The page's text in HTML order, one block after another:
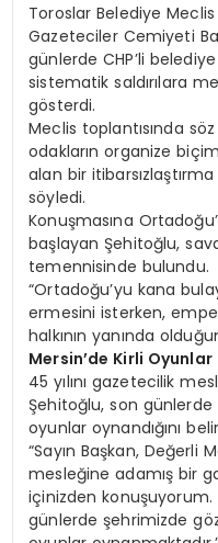
Toroslar Belediye
Gazeteciler Cemiyeti
günlerde CHP’li
sistematik saldırılara
gösterdi.
Meclis toplantısında
odakların organize
alan bir
söyledi.
Konuşmasına
başlayan Şehitoğlu,
temennisinde bulundu.
“Ortadoğu’yu kana
ermesini isterken,
halkının yanında
Mersin’de Kirli Oyunlar
45 yılını gazetecilik
Şehitoğlu, son
oyunlar oynandığını
“Sayın Başkan, Değerli
mesleğine adamış bir
içinizden
günlerde şehrimizde